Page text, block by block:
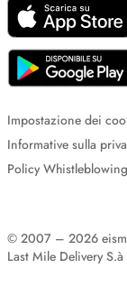
Impostazione dei
Informative sulla
Policy Whistleblowing
© 2007 – 2026
Last Mile Delivery S.à